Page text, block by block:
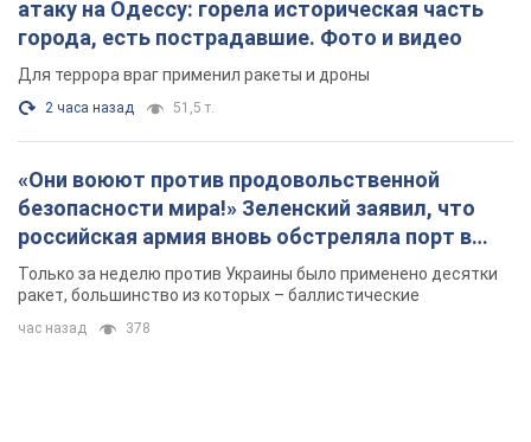
атаку на Одессу: горела историческая часть
города, есть пострадавшие. Фото и видео
Для террора враг применил ракеты и дроны
2 часа назад 51,5 т.
«Они воюют против продовольственной
безопасности мира!» Зеленский заявил, что
российская армия вновь обстреляла порт в
Одессе
Только за неделю против Украины было применено десятки
ракет, большинство из которых – баллистические
час назад 378